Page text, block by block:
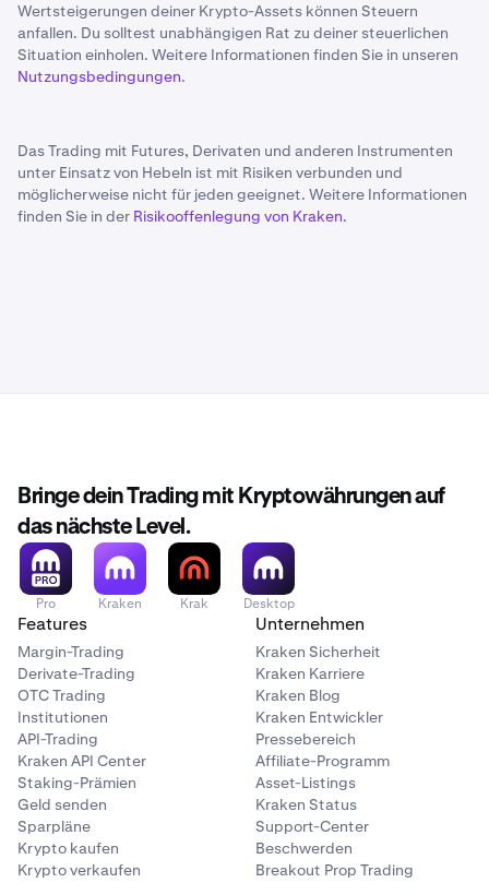
Wertsteigerungen deiner Krypto-Assets können Steuern
anfallen. Du solltest unabhängigen Rat zu deiner steuerlichen
Situation einholen. Weitere Informationen finden Sie in unseren
Nutzungsbedingungen.
Das Trading mit Futures, Derivaten und anderen Instrumenten
unter Einsatz von Hebeln ist mit Risiken verbunden und
möglicherweise nicht für jeden geeignet. Weitere Informationen
finden Sie in der Risikooffenlegung von Kraken.
Bringe dein Trading mit Kryptowährungen auf
das nächste Level.
Pro Kraken Krak Desktop
Features
Margin-Trading
Derivate-Trading
OTC Trading
Institutionen
API-Trading
Kraken API Center
Staking-Prämien
Geld senden
Sparpläne
Krypto kaufen
Krypto verkaufen
Unternehmen
Kraken Sicherheit
Kraken Karriere
Kraken Blog
Kraken Entwickler
Pressebereich
Affiliate-Programm
Asset-Listings
Kraken Status
Support-Center
Beschwerden
Breakout Prop Trading